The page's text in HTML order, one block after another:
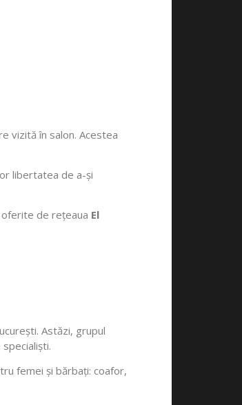
vizită în salon. Acestea
libertatea de a-și
oferite de rețeaua El
Astăzi, grupul
femei și bărbați: coafor,